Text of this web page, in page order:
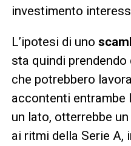
investimento
L’ipotesi di uno
sta quindi
che potrebbero
accontenti entrambe
un lato, otterrebbe
ai ritmi della Serie A,